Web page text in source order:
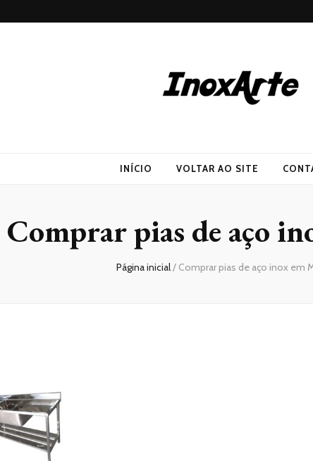
INÍCIO VOLTAR AO SITE
Comprar pias de aço
Página inicial/ Comprar pias de aço inox em